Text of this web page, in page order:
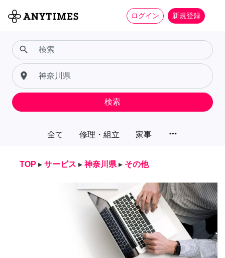
ログイン 新規登録
全て 修理・組立 家事 more_horiz
search
place
検索
TOP ▸ サービス ▸ 神奈川県 ▸ その他